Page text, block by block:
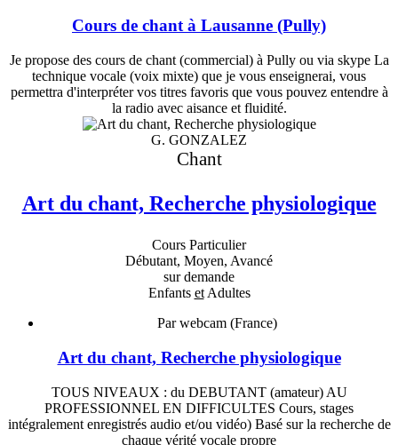
Cours de chant à Lausanne (Pully)
Je propose des cours de chant (commercial) à Pully ou via skype La
technique vocale (voix mixte) que je vous enseignerai, vous
permettra d'interpréter vos titres favoris que vous pouvez entendre à
la radio avec aisance et fluidité.
G. GONZALEZ
Chant
Art du chant, Recherche physiologique
Cours Particulier
Débutant, Moyen, Avancé
sur demande
Enfants etAdultes
Par webcam (France)
Art du chant, Recherche physiologique
TOUS NIVEAUX : du DEBUTANT (amateur) AU
PROFESSIONNEL EN DIFFICULTES Cours, stages
intégralement enregistrés audio et/ou vidéo) Basé sur la recherche de
chaque vérité vocale propre